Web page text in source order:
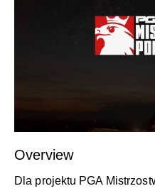
Overview
Dla projektu PGA